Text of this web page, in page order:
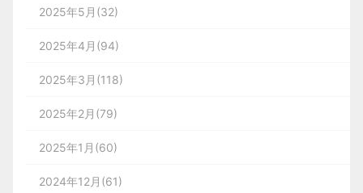
2025年5月(32)
2025年4月(94)
2025年3月(118)
2025年2月(79)
2025年1月(60)
2024年12月(61)